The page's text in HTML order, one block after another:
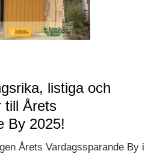
listiga och
till Årets
By 2025!
Årets Vardagssparande By i